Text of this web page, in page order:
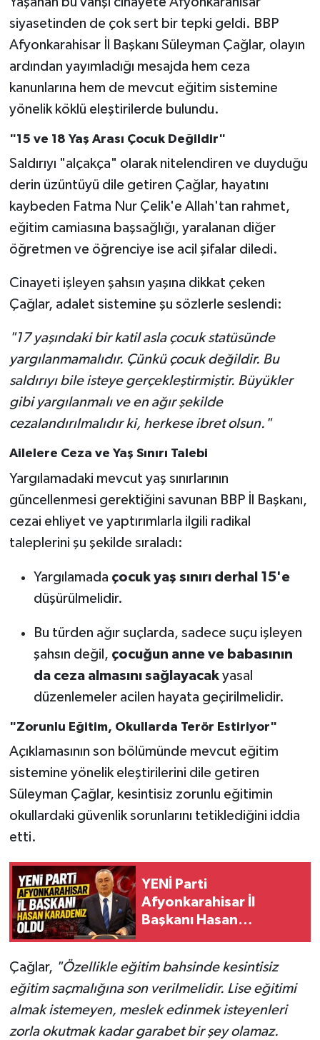
siyasetinden de çok sert bir tepki geldi. BBP
Afyonkarahisar İl Başkanı Süleyman Çağlar, olayın
ardından yayımladığı mesajda hem ceza
kanunlarına hem de mevcut eğitim sistemine
yönelik köklü eleştirilerde bulundu.
"15 ve 18 Yaş Arası Çocuk Değildir"
Saldırıyı "alçakça" olarak nitelendiren ve duyduğu
derin üzüntüyü dile getiren Çağlar, hayatını
kaybeden Fatma Nur Çelik'e Allah'tan rahmet,
eğitim camiasına başsağlığı, yaralanan diğer
öğretmen ve öğrenciye ise acil şifalar diledi.
Cinayeti işleyen şahsın yaşına dikkat çeken
Çağlar, adalet sistemine şu sözlerle seslendi:
"17 yaşındaki bir katil asla çocuk statüsünde
yargılanmamalıdır. Çünkü çocuk değildir. Bu
saldırıyı bile isteye gerçekleştirmiştir. Büyükler
gibi yargılanmalı ve en ağır şekilde
cezalandırılmalıdır ki, herkese ibret olsun."
Ailelere Ceza ve Yaş Sınırı Talebi
Yargılamadaki mevcut yaş sınırlarının
güncellenmesi gerektiğini savunan BBP İl Başkanı,
cezai ehliyet ve yaptırımlarla ilgili radikal
taleplerini şu şekilde sıraladı:
Yargılamada çocuk yaş sınırı derhal 15'e
düşürülmelidir.
Bu türden ağır suçlarda, sadece suçu işleyen
şahsın değil, çocuğun anne ve babasının
da ceza almasını sağlayacakyasal
düzenlemeler acilen hayata geçirilmelidir.
"Zorunlu Eğitim, Okullarda Terör Estiriyor"
Açıklamasının son bölümünde mevcut eğitim
sistemine yönelik eleştirilerini dile getiren
Süleyman Çağlar, kesintisiz zorunlu eğitimin
okullardaki güvenlik sorunlarını tetiklediğini iddia
etti.
YENİ Parti
Afyonkarahisar İl
Başkanı Hasan
Çağlar, "Özellikle eğitim bahsinde kesintisiz
eğitim saçmalığına son verilmelidir. Lise eğitimi
almak istemeyen, meslek edinmek isteyenleri
zorla okutmak kadar garabet bir şey olamaz.